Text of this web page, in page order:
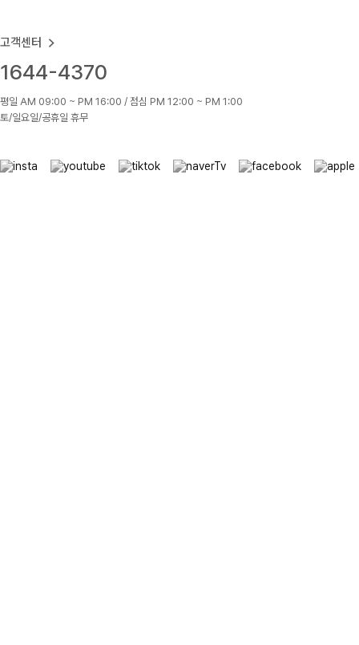
고객센터
1644-4370
평일 AM 09:00 ~ PM 16:00 / 점심 PM 12:00 ~ PM 1:00
토/일요일/공휴일 휴무